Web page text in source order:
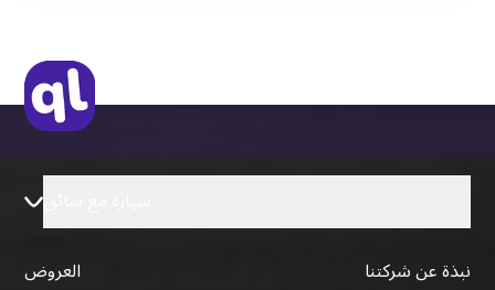
نبذة عن شركتنا
العروض